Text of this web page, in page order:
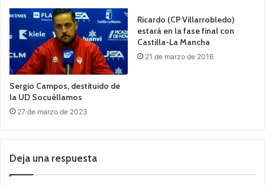
Sergio Campos, destituido de
la UD Socuéllamos
27 de marzo de 2023
Ricardo (CP Villarrobledo)
estará en la fase final con
Castilla-La Mancha
21 de marzo de 2016
Deja una respuesta